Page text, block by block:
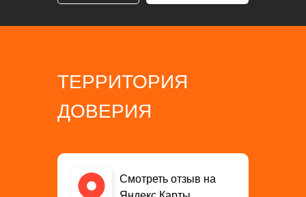
ТЕРРИТОРИЯ
ДОВЕРИЯ
Смотреть отзыв на